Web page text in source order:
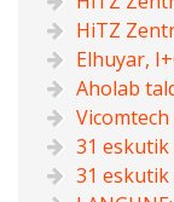
HiTZ
Elhuyar,
Aholab
31 eskutik
31